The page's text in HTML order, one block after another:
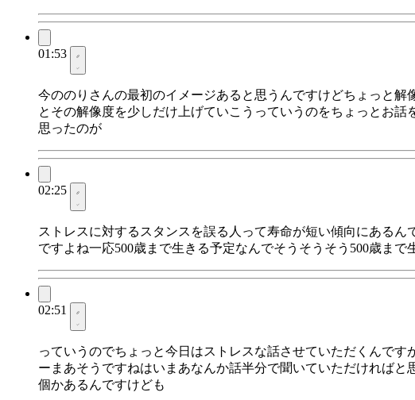
01:53
今ののりさんの最初のイメージあると思うんですけどちょっと
とその解像度を少しだけ上げていこうっていうのをちょっとお
思ったのが
02:25
ストレスに対するスタンスを誤る人って寿命が短い傾向にある
ですよね一応500歳まで生きる予定なんでそうそうそう500歳ま
02:51
っていうのでちょっと今日はストレスな話させていただくんで
ーまあそうですねはいまあなんか話半分で聞いていただければ
個かあるんですけども